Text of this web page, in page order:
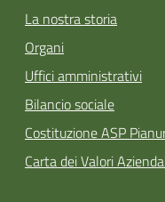
La nostra storia
Organi
Uffici amministrativi
Bilancio sociale
Costituzione ASP
Carta dei Valori